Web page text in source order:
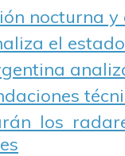
nocturna
el
los